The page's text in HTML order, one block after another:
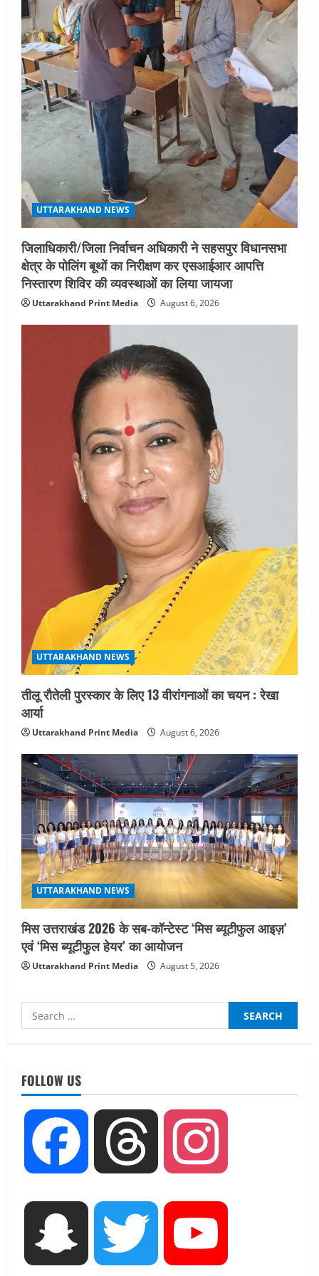
o
n
UTTARAKHAND NEWS
जिलाधिकारी/जिला निर्वाचन अधिकारी ने सहसपुर विधानसभा
क्षेत्र के पोलिंग बूथों का निरीक्षण कर एसआईआर आपत्ति
निस्तारण शिविर की व्यवस्थाओं का लिया जायजा
Uttarakhand Print Media August 6, 2026
UTTARAKHAND NEWS
तीलू रौतेली पुरस्कार के लिए 13 वीरांगनाओं का चयन : रेखा
आर्या
Uttarakhand Print Media August 6, 2026
UTTARAKHAND NEWS
मिस उत्तराखंड 2026 के सब-कॉन्टेस्ट ‘मिस ब्यूटीफुल आइज़’
एवं ‘मिस ब्यूटीफुल हेयर’ का आयोजन
Uttarakhand Print Media August 5, 2026
Search
for:
FOLLOW US
Facebook Threads
Snapchat Twitter
August 6, 2026
UTTARAKHAND NEWS
मिस उत्तराखंड 2026 के सब-कॉन्टेस्ट ‘मिस
ब्यूटीफुल आइज़’ एवं ‘मिस ब्यूटीफुल हेयर’ का
August 5, 2026
UTTARAKHAND NEWS
एमआईटी वर्ल्ड पीस यूनिवर्सिटी और जर्मनी के
बीएसबीआई के बीच समझौता; भारतीय छात्रों